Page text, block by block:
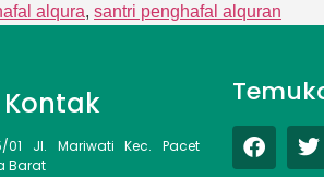
alqura, santri penghafal alquran
01 Jl. Mariwati Kec. Pacet
Barat